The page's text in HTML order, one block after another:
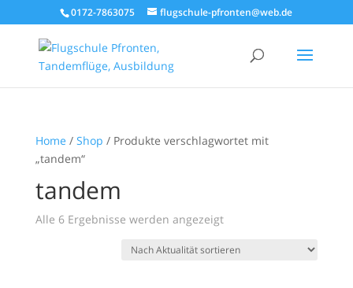
0172-7863075 flugschule-pfronten@web.de
Home / Shop / Produkte verschlagwortet mit
„tandem“
tandem
Alle 6 Ergebnisse werden angezeigtNach
sortiert